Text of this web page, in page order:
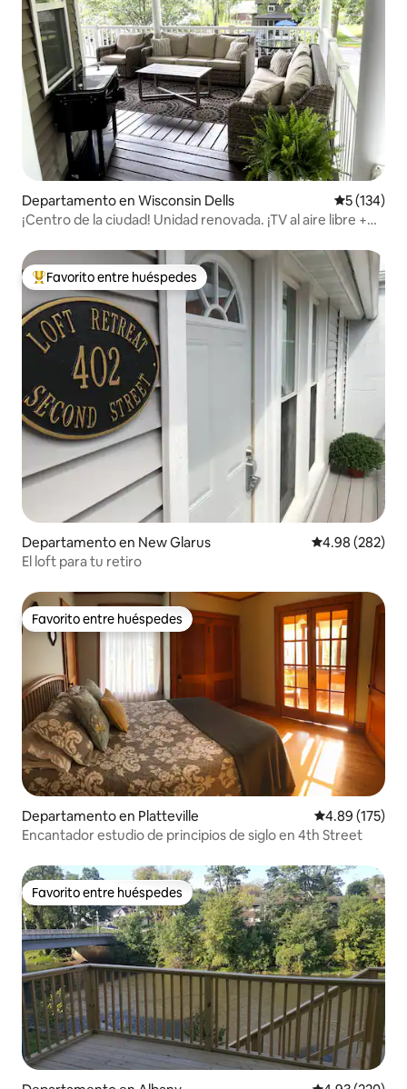
Departamento en Wisconsin Dells
5 (134)
¡Centro de la ciudad! Unidad renovada. ¡TV al aire libre +
De los mejores en Favorito entre huéspedes
Favorito entre huéspedes
Departamento en New Glarus Calificación
4.98 (282)
El loft para tu retiro
Favorito entre huéspedes
Favorito entre huéspedes
Departamento en Platteville Calificación
4.89 (175)
Encantador estudio de principios de siglo en 4th Street
Favorito entre huéspedes
Favorito entre huéspedes